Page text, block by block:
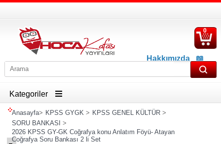
Hakkımızda
📖
İletişim
0
Kategoriler
Anasayfa> KPSS GYGK> KPSS GENEL KÜLTÜR>
SORU BANKASI >
2026 KPSS GY-GK Coğrafya konu Anlatım Föyü- Atayan
Coğrafya Soru Bankası 2 li Set